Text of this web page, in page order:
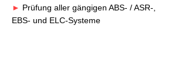
► Prüfung aller gängigen ABS- / ASR-,
EBS- und ELC-Systeme